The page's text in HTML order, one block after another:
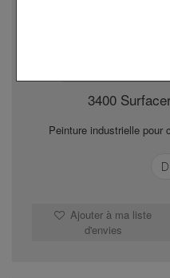
3400
Peinture industrielle pour
Ajouter à ma liste
d'envies